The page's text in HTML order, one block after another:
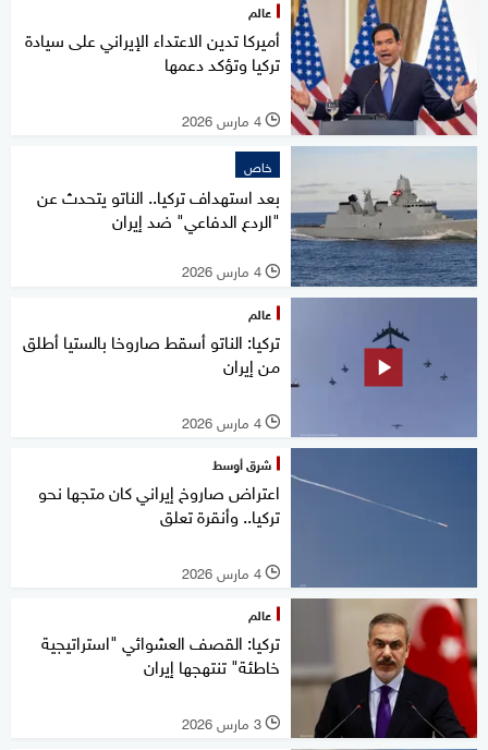
عالم
أميركا تدين الاعتداء الإيراني على سيادة
تركيا وتؤكد دعمها
l 4 مارس 2026
خاص
بعد استهداف تركيا.. الناتو يتحدث عن
"الردع الدفاعي" ضد إيران
l 4 مارس 2026
عالم
تركيا: الناتو أسقط صاروخا بالستيا أطلق
من إيران
l 4 مارس 2026
شرق أوسط
اعتراض صاروخ إيراني كان متجها نحو
تركيا.. وأنقرة تعلق
l 4 مارس 2026
عالم
تركيا: القصف العشوائي "استراتيجية
خاطئة" تنتهجها إيران
l 3 مارس 2026